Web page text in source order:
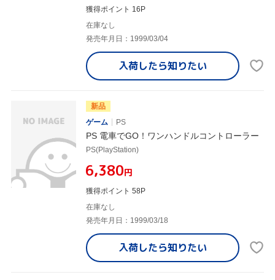
獲得ポイント 16P
在庫なし
発売年月日：1999/03/04
入荷したら知りたい
新品
ゲーム
PS
PS 電車でGO！ワンハンドルコントローラー
PS(PlayStation)
¥6,380円
獲得ポイント 58P
在庫なし
発売年月日：1999/03/18
入荷したら知りたい